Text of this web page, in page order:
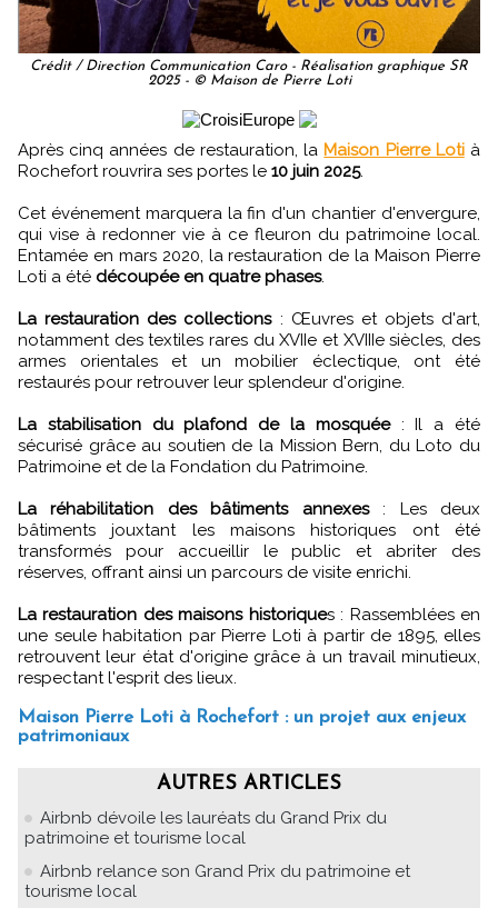
Crédit / Direction Communication Caro - Réalisation graphique SR
2025 - © Maison de Pierre Loti
Après cinq années de restauration, la Maison Pierre Lotià
Rochefort rouvrira ses portes le 10 juin 2025.
Cet événement marquera la fin d'un chantier d'envergure,
qui vise à redonner vie à ce fleuron du patrimoine local.
Entamée en mars 2020, la restauration de la Maison Pierre
Loti a été découpée en quatre phases.
La restauration des collections: Œuvres et objets d'art,
notamment des textiles rares du XVIIe et XVIIIe siècles, des
armes orientales et un mobilier éclectique, ont été
restaurés pour retrouver leur splendeur d'origine.
La stabilisation du plafond de la mosquée: Il a été
sécurisé grâce au soutien de la Mission Bern, du Loto du
Patrimoine et de la Fondation du Patrimoine.
La réhabilitation des bâtiments annexes: Les deux
bâtiments jouxtant les maisons historiques ont été
transformés pour accueillir le public et abriter des
réserves, offrant ainsi un parcours de visite enrichi.
La restauration des maisons historiques : Rassemblées en
une seule habitation par Pierre Loti à partir de 1895, elles
retrouvent leur état d'origine grâce à un travail minutieux,
respectant l'esprit des lieux.
Maison Pierre Loti à Rochefort : un projet aux enjeux
patrimoniaux
AUTRES ARTICLES
Airbnb dévoile les lauréats du Grand Prix du
patrimoine et tourisme local
Airbnb relance son Grand Prix du patrimoine et
tourisme local